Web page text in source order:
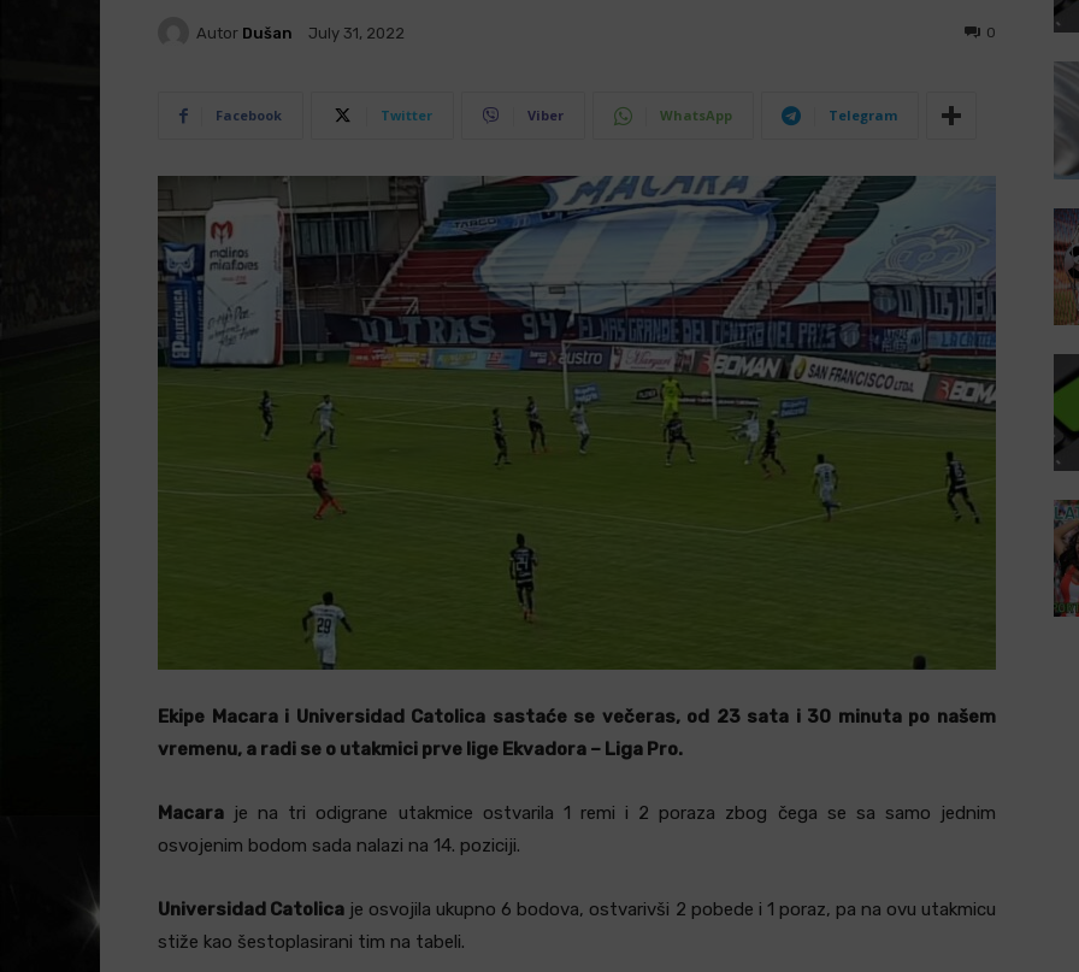
Autor Dušan July 31, 2022 0
Facebook Twitter Viber WhatsApp Telegram
Ekipe Macara i Universidad Catolica sastaće se večeras, od 23 sata i 30 minuta po našem
vremenu, a radi se o utakmici prve lige Ekvadora – Liga Pro.
Macaraje na tri odigrane utakmice ostvarila 1 remi i 2 poraza zbog čega se sa samo jednim
osvojenim bodom sada nalazi na 14. poziciji.
Universidad Catolicaje osvojila ukupno 6 bodova, ostvarivši 2 pobede i 1 poraz, pa na ovu utakmicu
stiže kao šestoplasirani tim na tabeli.